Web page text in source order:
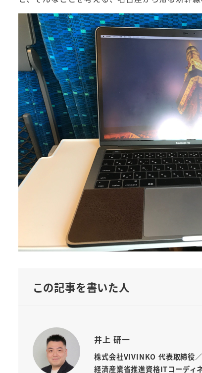
この記事を書いた人
井上 研一
株式会社VIVINKO 代表取締役
経済産業省推進資格ITコーディ